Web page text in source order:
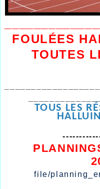
FOULÉES
TOUTES
TOUS LES
file/